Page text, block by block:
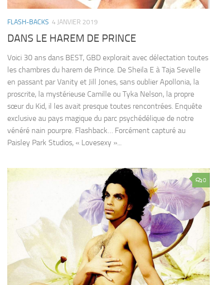
FLASH-BACKS 4 JANVIER 2019
DANS LE HAREM DE PRINCE
Voici 30 ans dans BEST, GBD explorait avec délectation toutes
les chambres du harem de Prince. De Sheila E à Taja Sevelle
en passant par Vanity et Jill Jones, sans oublier Apollonia, la
proscrite, la mystérieuse Camille ou Tyka Nelson, la propre
sœur du Kid, il les avait presque toutes rencontrées. Enquête
exclusive au pays magique du parc psychédélique de notre
vénéré nain pourpre. Flashback… Forcément capturé au
Paisley Park Studios, « Lovesexy »...
0